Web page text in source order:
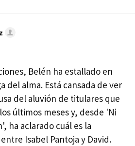
Belén ha estallado en
del alma. Está cansada de ver
del aluvión de titulares que
últimos meses y, desde 'Ni
ha aclarado cuál es la
Isabel Pantoja y David.